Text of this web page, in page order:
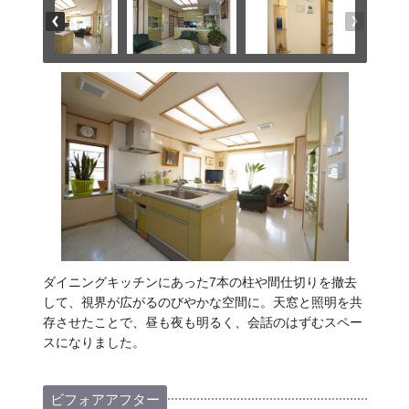
ダイニングキッチンにあった7本の柱や間仕切りを撤去
して、視界が広がるのびやかな空間に。天窓と照明を共
存させたことで、昼も夜も明るく、会話のはずむスペー
スになりました。
ビフォアアフター